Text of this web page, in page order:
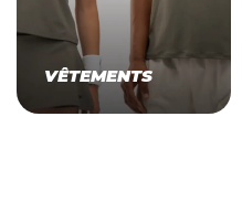
VÊTEMENTS